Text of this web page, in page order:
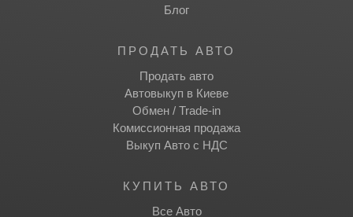
Блог
ПРОДАТЬ АВТО
Продать авто
Автовыкуп в Киеве
Обмен / Trade-in
Комиссионная продажа
Выкуп Авто с НДС
КУПИТЬ АВТО
Все Авто